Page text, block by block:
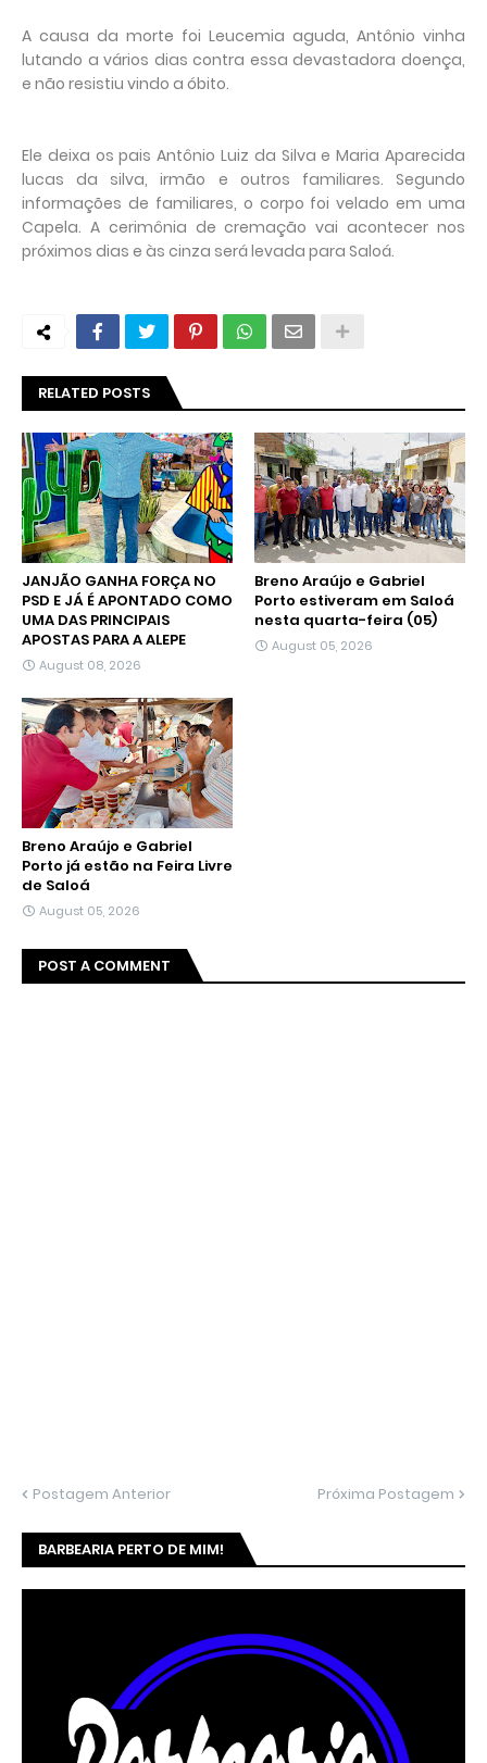
A causa da morte foi Leucemia aguda, Antônio vinha
lutando a vários dias contra essa devastadora doença,
e não resistiu vindo a óbito.
Ele deixa os pais Antônio Luiz da Silva e Maria Aparecida
lucas da silva, irmão e outros familiares. Segundo
informações de familiares, o corpo foi velado em uma
Capela. A cerimônia de cremação vai acontecer nos
próximos dias e às cinza será levada para Saloá.
RELATED POSTS
JANJÃO GANHA FORÇA NO
PSD E JÁ É APONTADO COMO
UMA DAS PRINCIPAIS
APOSTAS PARA A ALEPE
August 08, 2026
Breno Araújo e Gabriel
Porto estiveram em Saloá
nesta quarta-feira (05)
August 05, 2026
Breno Araújo e Gabriel
Porto já estão na Feira Livre
de Saloá
August 05, 2026
POST A COMMENT
Postagem Anterior Próxima Postagem
BARBEARIA PERTO DE MIM!